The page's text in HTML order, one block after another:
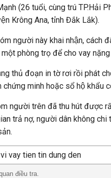
(26 tuổi, cùng trú TP.Hải
Krông Ana, tỉnh Đắk Lắk).
người này khai nhận, cách
một phòng trọ để cho vay
thủ đoạn in tờ rơi rồi phát
chứng minh hoặc sổ hộ khẩu
người trên đã thu hút được
trả nợ, người dân không
điều tra.